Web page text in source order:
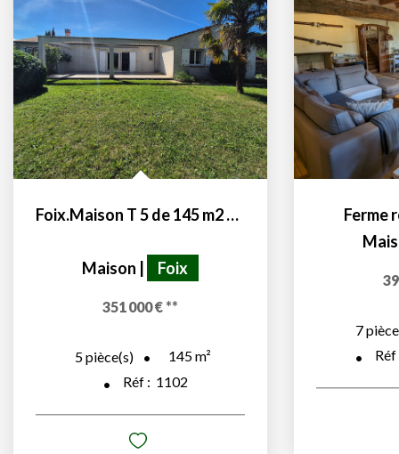
Foix.Maison T 5 de 145 m2 plain pied avec terrain de 801 m²
Maison Foix
351 000 € **
5pièce(s) 145m²
Réf : 1102
Ferme
7